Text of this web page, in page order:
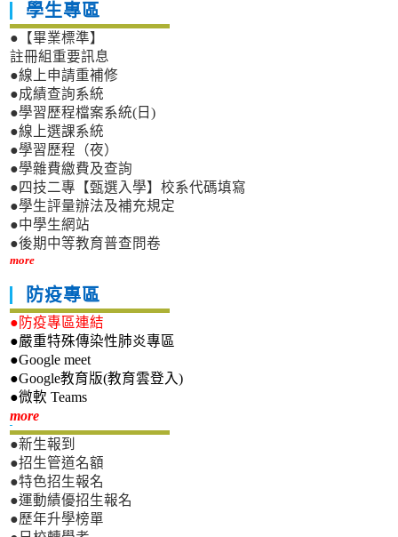
學生專區
●【畢業標準】
註冊組重要訊息
●線上申請重補修
●成績查詢系統
●學習歷程檔案系統(日)
●線上選課系統
●學習歷程（夜）
●學雜費繳費及查詢
●四技二專【甄選入學】校系代碼填寫
●學生評量辦法及補充規定
●中學生網站
●後期中等教育普查問卷
more
防疫專區
●防疫專區連結
●嚴重特殊傳染性肺炎專區
●Google meet
●Google教育版(教育雲登入)
●微軟 Teams
more新生專區
●新生報到
●招生管道名額
●特色招生報名
●運動績優招生報名
●歷年升學榜單